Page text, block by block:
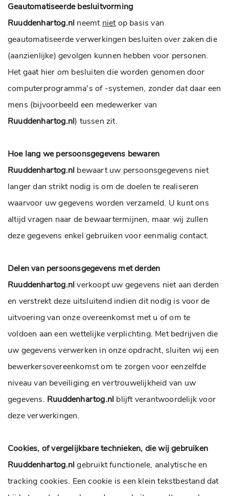
Geautomatiseerde besluitvorming
Ruuddenhartog.nl neemt nietop basis van
geautomatiseerde verwerkingen besluiten over zaken die
(aanzienlijke) gevolgen kunnen hebben voor personen.
Het gaat hier om besluiten die worden genomen door
computerprogramma's of -systemen, zonder dat daar een
mens (bijvoorbeeld een medewerker van
Ruuddenhartog.nl) tussen zit.
Hoe lang we persoonsgegevens bewaren
Ruuddenhartog.nl bewaart uw persoonsgegevens niet
langer dan strikt nodig is om de doelen te realiseren
waarvoor uw gegevens worden verzameld. U kunt ons
altijd vragen naar de bewaartermijnen, maar wij zullen
deze gegevens enkel gebruiken voor eenmalig contact.
Delen van persoonsgegevens met derden
Ruuddenhartog.nlverkoopt uw gegevens niet aan derden
en verstrekt deze uitsluitend indien dit nodig is voor de
uitvoering van onze overeenkomst met u of om te
voldoen aan een wettelijke verplichting. Met bedrijven die
uw gegevens verwerken in onze opdracht, sluiten wij een
bewerkersovereenkomst om te zorgen voor eenzelfde
niveau van beveiliging en vertrouwelijkheid van uw
gegevens. Ruuddenhartog.nl blijft verantwoordelijk voor
deze verwerkingen.
Cookies, of vergelijkbare technieken, die wij gebruiken
Ruuddenhartog.nlgebruikt functionele, analytische en
tracking cookies. Een cookie is een klein tekstbestand dat